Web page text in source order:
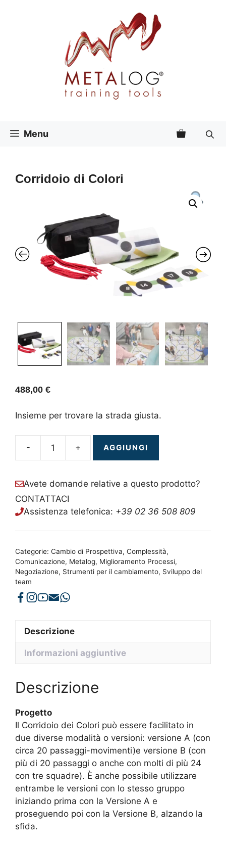
Menu
Corridoio di Colori
488,00 €
Insieme per trovare la strada giusta.
-
Corridoio
Colori
+ AGGIUNGI
Avete domande relative a questo prodotto?
CONTATTACI
Assistenza telefonica: +39 02 36 508 809
Categorie: Cambio di Prospettiva, Complessità,
Comunicazione, Metalog, Miglioramento Processi,
Negoziazione, Strumenti per il cambiamento, Sviluppo del
team
Descrizione
Informazioni aggiuntive
Descrizione
Progetto
Il Corridoio dei Colori può essere facilitato in
due diverse modalità o versioni: versione A (con
circa 20 passaggi-movimenti)e versione B (con
più di 20 passaggi o anche con molti di più 24
con tre squadre). È anche possibile utilizzare
entrambe le versioni con lo stesso gruppo
iniziando prima con la Versione A e
proseguendo poi con la Versione B, alzando la
sfida.